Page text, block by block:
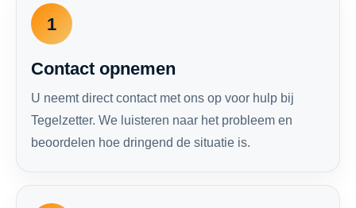
1
Contact opnemen
U neemt direct contact met ons op voor hulp bij
Tegelzetter. We luisteren naar het probleem en
beoordelen hoe dringend de situatie is.